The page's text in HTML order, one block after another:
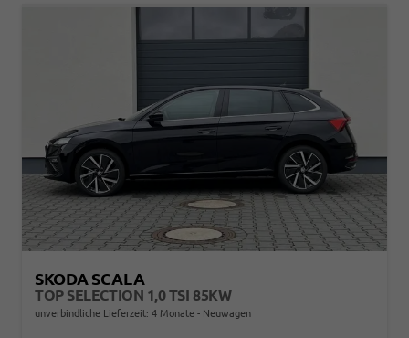
SKODA SCALA
TOP SELECTION 1,0 TSI 85KW
unverbindliche Lieferzeit: 4 Monate Neuwagen